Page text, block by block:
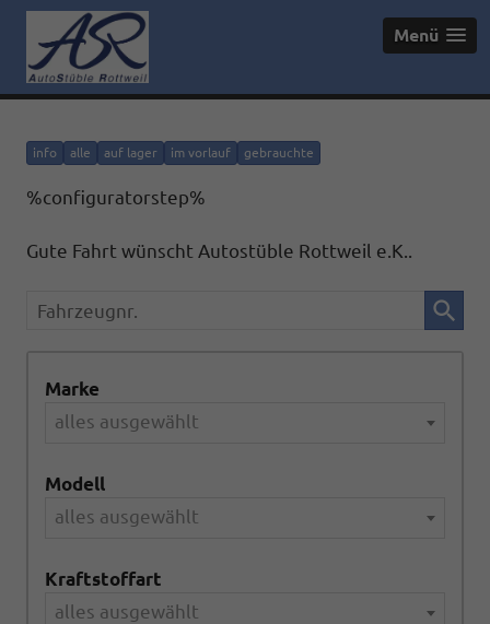
Menü
info alle auf lager im vorlauf gebrauchte
%configuratorstep%
Gute Fahrt wünscht Autostüble Rottweil e.K..
Fahrzeugnr.
Marke
alles ausgewählt
Modell
alles ausgewählt
Kraftstoffart
alles ausgewählt